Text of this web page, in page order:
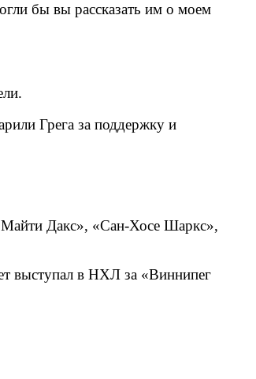
бы вы рассказать им о моем
Грега за поддержку и
Майти Дакс», «Сан-Хосе Шаркс»,
выступал в НХЛ за «Виннипег